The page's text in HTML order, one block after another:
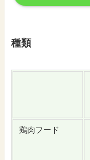
種類
鶏肉フード